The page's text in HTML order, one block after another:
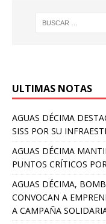
ULTIMAS NOTAS
AGUAS DÉCIMA
SISS POR SU
AGUAS DÉCIMA
PUNTOS CRÍTICOS
AGUAS DÉCIMA,
CONVOCAN A
A CAMPAÑA